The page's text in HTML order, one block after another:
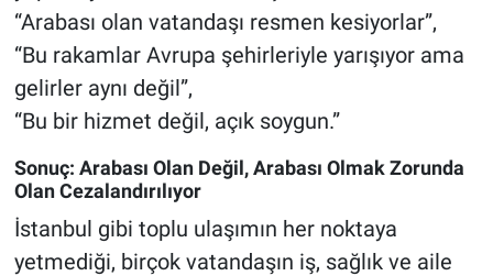
“Arabası olan vatandaşı resmen kesiyorlar”,
“Bu rakamlar Avrupa şehirleriyle yarışıyor ama
gelirler aynı değil”,
“Bu bir hizmet değil, açık soygun.”
Sonuç: Arabası Olan Değil, Arabası Olmak Zorunda
Olan Cezalandırılıyor
İstanbul gibi toplu ulaşımın her noktaya
yetmediği, birçok vatandaşın iş, sağlık ve aile